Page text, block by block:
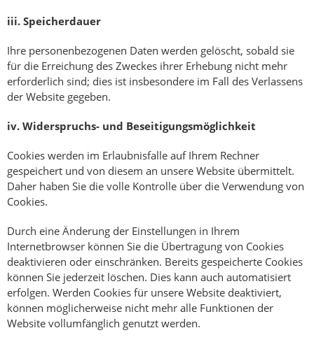
iii. Speicherdauer
Ihre personenbezogenen Daten werden gelöscht, sobald sie
für die Erreichung des Zweckes ihrer Erhebung nicht mehr
erforderlich sind; dies ist insbesondere im Fall des Verlassens
der Website gegeben.
iv. Widerspruchs- und Beseitigungsmöglichkeit
Cookies werden im Erlaubnisfalle auf Ihrem Rechner
gespeichert und von diesem an unsere Website übermittelt.
Daher haben Sie die volle Kontrolle über die Verwendung von
Cookies.
Durch eine Änderung der Einstellungen in Ihrem
Internetbrowser können Sie die Übertragung von Cookies
deaktivieren oder einschränken. Bereits gespeicherte Cookies
können Sie jederzeit löschen. Dies kann auch automatisiert
erfolgen. Werden Cookies für unsere Website deaktiviert,
können möglicherweise nicht mehr alle Funktionen der
Website vollumfänglich genutzt werden.